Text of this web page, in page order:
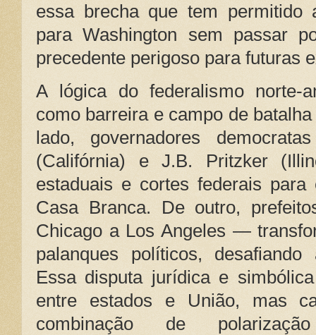
essa brecha que tem permitido
para Washington sem passar
precedente perigoso para futuras
A lógica do federalismo norte-
como barreira e campo de
lado, governadores
(Califórnia) e J.B. Pritzker
estaduais e cortes federais
Casa Branca. De outro,
Chicago a Los Angeles —
palanques políticos,
Essa disputa jurídica e
entre estados e União, mas
combinação de